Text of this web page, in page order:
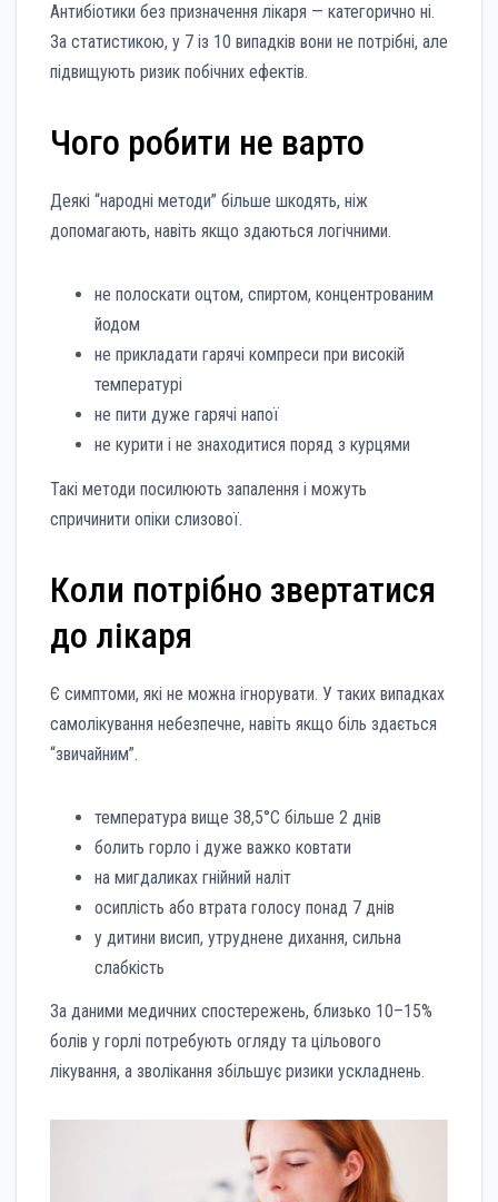
Антибіотики без призначення лікаря — категорично ні.
За статистикою, у 7 із 10 випадків вони не потрібні, але
підвищують ризик побічних ефектів.
Чого робити не варто
Деякі “народні методи” більше шкодять, ніж
допомагають, навіть якщо здаються логічними.
не полоскати оцтом, спиртом, концентрованим
йодом
не прикладати гарячі компреси при високій
температурі
не пити дуже гарячі напої
не курити і не знаходитися поряд з курцями
Такі методи посилюють запалення і можуть
спричинити опіки слизової.
Коли потрібно звертатися
до лікаря
Є симптоми, які не можна ігнорувати. У таких випадках
самолікування небезпечне, навіть якщо біль здається
“звичайним”.
температура вище 38,5°С більше 2 днів
болить горло і дуже важко ковтати
на мигдаликах гнійний наліт
осиплість або втрата голосу понад 7 днів
у дитини висип, утруднене дихання, сильна
слабкість
За даними медичних спостережень, близько 10–15%
болів у горлі потребують огляду та цільового
лікування, а зволікання збільшує ризики ускладнень.